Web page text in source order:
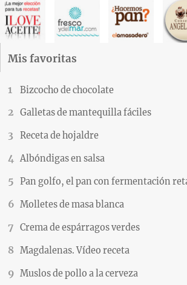
Mis favoritas
Bizcocho de chocolate
Galletas de mantequilla fáciles
Receta de hojaldre
Albóndigas en salsa
Pan golfo, el pan con fermentación
Molletes de masa blanca
Crema de espárragos verdes
Magdalenas. Vídeo receta
Muslos de pollo a la cerveza